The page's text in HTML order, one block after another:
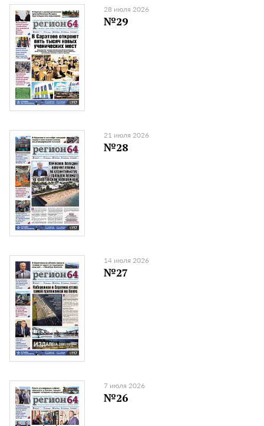
28 июля 2026
№29
21 июля 2026
№28
14 июля 2026
№27
7 июля 2026
№26